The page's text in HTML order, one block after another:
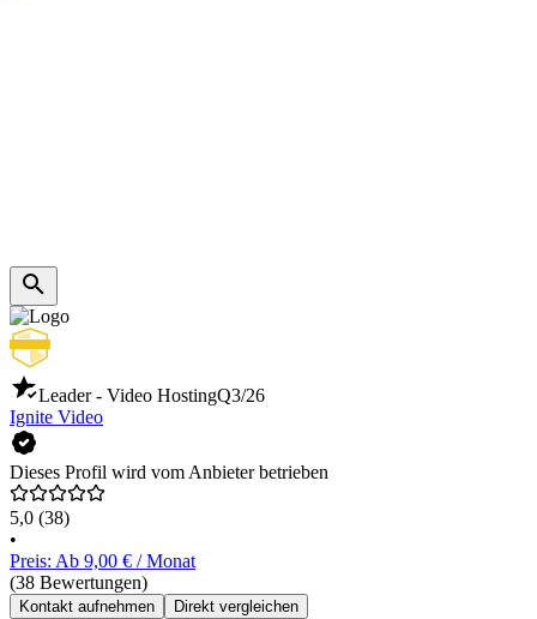
Leader - Video HostingQ3/26
Ignite Video
Dieses Profil wird vom Anbieter betrieben
5,0 (38)
•
Preis: Ab 9,00 € / Monat
(38 Bewertungen)
Kontakt aufnehmen Direkt vergleichen